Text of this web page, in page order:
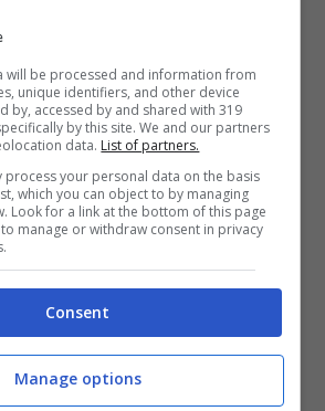
nei confronti di Paolo
di Enrico Papi, storico
Intervistato da
per il ritorno di Scherzi a
5, nel dicembre 2021, Enrico
che lo scopo di
eraproprio quello di farlo
will be processed and information from
unique identifiers, and other device
by, accessed by and shared with 319
by this site. We and our partners
data. List of partners.
process your personal data on the basis
which you can object to by managing
Look for a link at the bottom of this page
manage or withdraw consent in privacy
Consent
Manage options